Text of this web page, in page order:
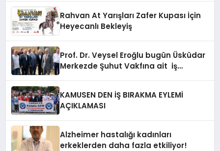
Rahvan At Yarışları Zafer Kupası İçin
Heyecanlı Bekleyiş
Prof. Dr. Veysel Eroğlu bugün Üsküdar
Merkezde Şuhut Vakfına ait iş
KAMUSEN DEN İŞ BIRAKMA EYLEMİ
AÇIKLAMASI
Alzheimer hastalığı kadınları
erkeklerden daha fazla etkiliyor!